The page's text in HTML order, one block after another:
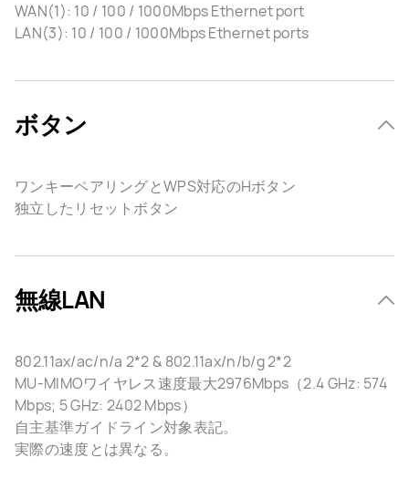
WAN(1): 10 / 100 / 1000Mbps Ethernet port
LAN(3): 10 / 100 / 1000Mbps Ethernet ports
ボタン
ワンキーペアリングとWPS対応のHボタン
独立したリセットボタン
無線LAN
802.11ax/ac/n/a 2*2 & 802.11ax/n/b/g 2*2
MU-MIMOワイヤレス速度最大2976Mbps（2.4 GHz: 574
Mbps; 5 GHz: 2402 Mbps）
自主基準ガイドライン対象表記。
実際の速度とは異なる。